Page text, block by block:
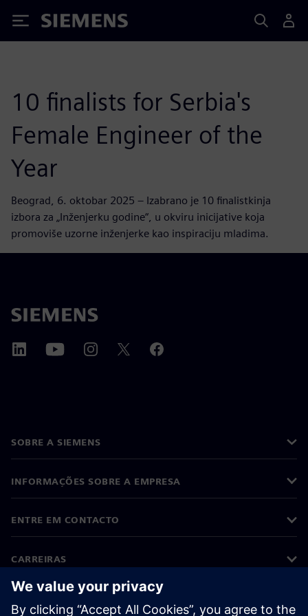
Siemens
10 finalists for Serbia's
Female Engineer of the
Year
Beograd, 6. oktobar 2025 – Izabrano je 10 finalistkinja
izbora za „Inženjerku godine“, u okviru inicijative koja
promoviše uzorne inženjerke kao inspiraciju mladima.
SOBRE A SIEMENS
INFORMAÇÕES SOBRE A EMPRESA
ENTRE EM CONTACTO
CARREIRAS